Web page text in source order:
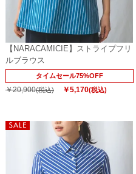
【NARACAMICIE】ストライプフリ
ルブラウス
タイムセール75%OFF
￥20,900(税込) ￥5,170(税込)